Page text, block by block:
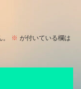
※ が付いている欄は